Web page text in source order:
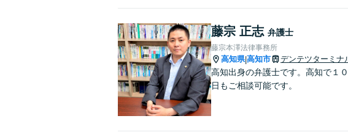
藤宗 正志 弁護士
藤宗本澤法律事務所
高知県|高知市 デンテツターミナ
高知出身の弁護士です。高知で１
日もご相談可能です。